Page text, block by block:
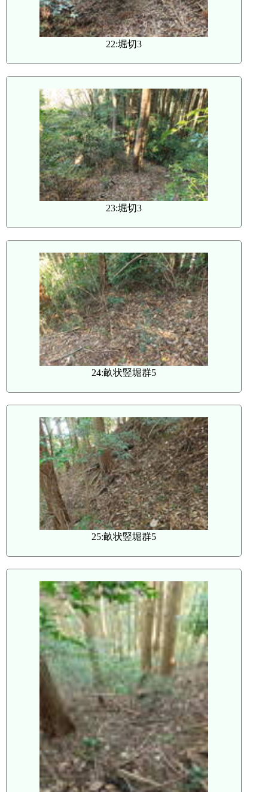
22:堀切3
23:堀切3
24:畝状竪堀群5
25:畝状竪堀群5